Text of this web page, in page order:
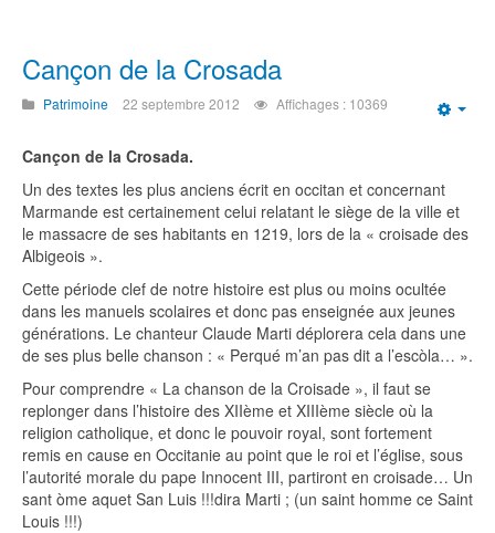
Cançon de la Crosada
Patrimoine 22 septembre 2012 Affichages : 10369
Cançon de la Crosada.
Un des textes les plus anciens écrit en occitan et concernant
Marmande est certainement celui relatant le siège de la ville et
le massacre de ses habitants en 1219, lors de la « croisade des
Albigeois ».
Cette période clef de notre histoire est plus ou moins ocultée
dans les manuels scolaires et donc pas enseignée aux jeunes
générations. Le chanteur Claude Marti déplorera cela dans une
de ses plus belle chanson : « Perqué m’an pas dit a l’escòla… ».
Pour comprendre « La chanson de la Croisade », il faut se
replonger dans l’histoire des XIIème et XIIIème siècle où la
religion catholique, et donc le pouvoir royal, sont fortement
remis en cause en Occitanie au point que le roi et l’église, sous
l’autorité morale du pape Innocent III, partiront en croisade… Un
sant òme aquet San Luis !!!dira Marti ; (un saint homme ce Saint
Louis !!!)